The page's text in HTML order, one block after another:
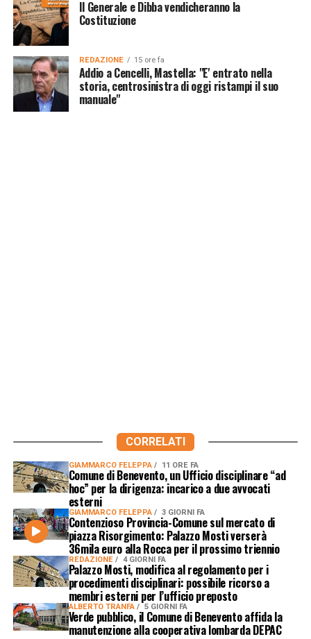
Il Generale e Dibba vendicheranno la
Costituzione
REDAZIONE 15 ore fa
Addio a Cencelli, Mastella: "E' entrato nella
storia, centrosinistra di oggi ristampi il suo
manuale"
CORRELATI
GIAMMARCO FELEPPA 11 ORE FA
Comune di Benevento, un Ufficio disciplinare “ad
hoc” per la dirigenza: incarico a due avvocati
esterni
GIAMMARCO FELEPPA 3 GIORNI FA
Contenzioso Provincia-Comune sul mercato di
piazza Risorgimento: Palazzo Mosti verserà
36mila euro alla Rocca per il prossimo triennio
REDAZIONE 4 GIORNI FA
Palazzo Mosti, modifica al regolamento per i
procedimenti disciplinari: possibile ricorso a
membri esterni per l’ufficio preposto
ALBERTO TRANFA 5 GIORNI FA
Verde pubblico, il Comune di Benevento affida la
manutenzione alla cooperativa lombarda DEPAC